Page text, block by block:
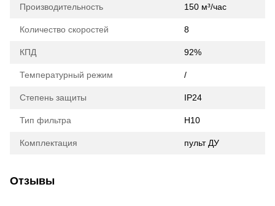
Производительность 150 м³/час
Количество скоростей 8
КПД 92%
Температурный режим /
Степень защиты IP24
Тип фильтра H10
Комплектация пульт ДУ
Отзывы